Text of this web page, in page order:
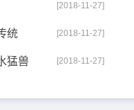
[2018-11-27]
统 [2018-11-27]
猛兽 [2018-11-27]